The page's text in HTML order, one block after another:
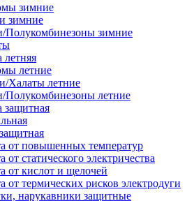
зимние
зимние
Полукомбинезоны зимние
летние
Халаты летние
Полукомбинезоны летние
защитная
от повышенных температур
от статического электричества
от кислот и щелочей
от термических рисков электродуги
нарукавники защитные